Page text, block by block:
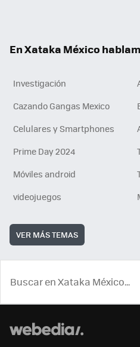
En Xataka México
Investigación
Cazando Gangas Mexico
Celulares y Smartphones
Prime Day 2024
Móviles android
videojuegos
VER MÁS TEMAS